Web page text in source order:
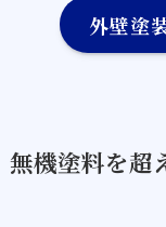
外壁塗
無機塗料を超